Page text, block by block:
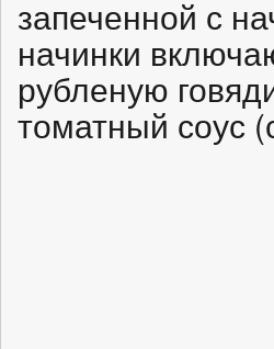
запеченной с
начинки
рубленую
томатный соус